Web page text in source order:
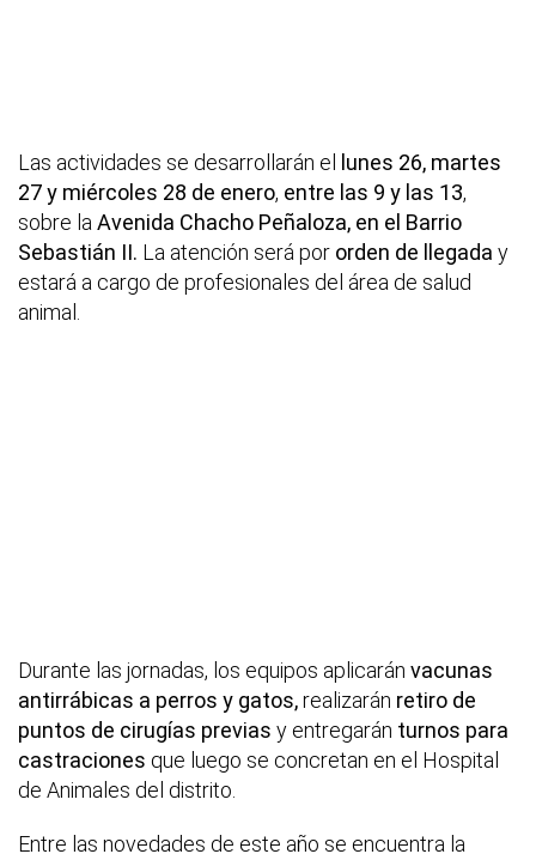
Las actividades se desarrollarán el
lunes 26, martes
27 y miércoles 28 de enero, entre las 9 y las 13,
sobre laAvenida Chacho Peñaloza, en el Barrio
Sebastián II. La atención será por orden de llegada y
estará a cargo de profesionales del área de salud
animal.
Durante las jornadas, los equipos aplicarán vacunas
antirrábicas a perros y gatos,realizarán retiro de
puntos de cirugías previas y entregarán turnos para
castraciones que luego se concretan en el Hospital
de Animales del distrito.
Entre las novedades de este año se encuentra la